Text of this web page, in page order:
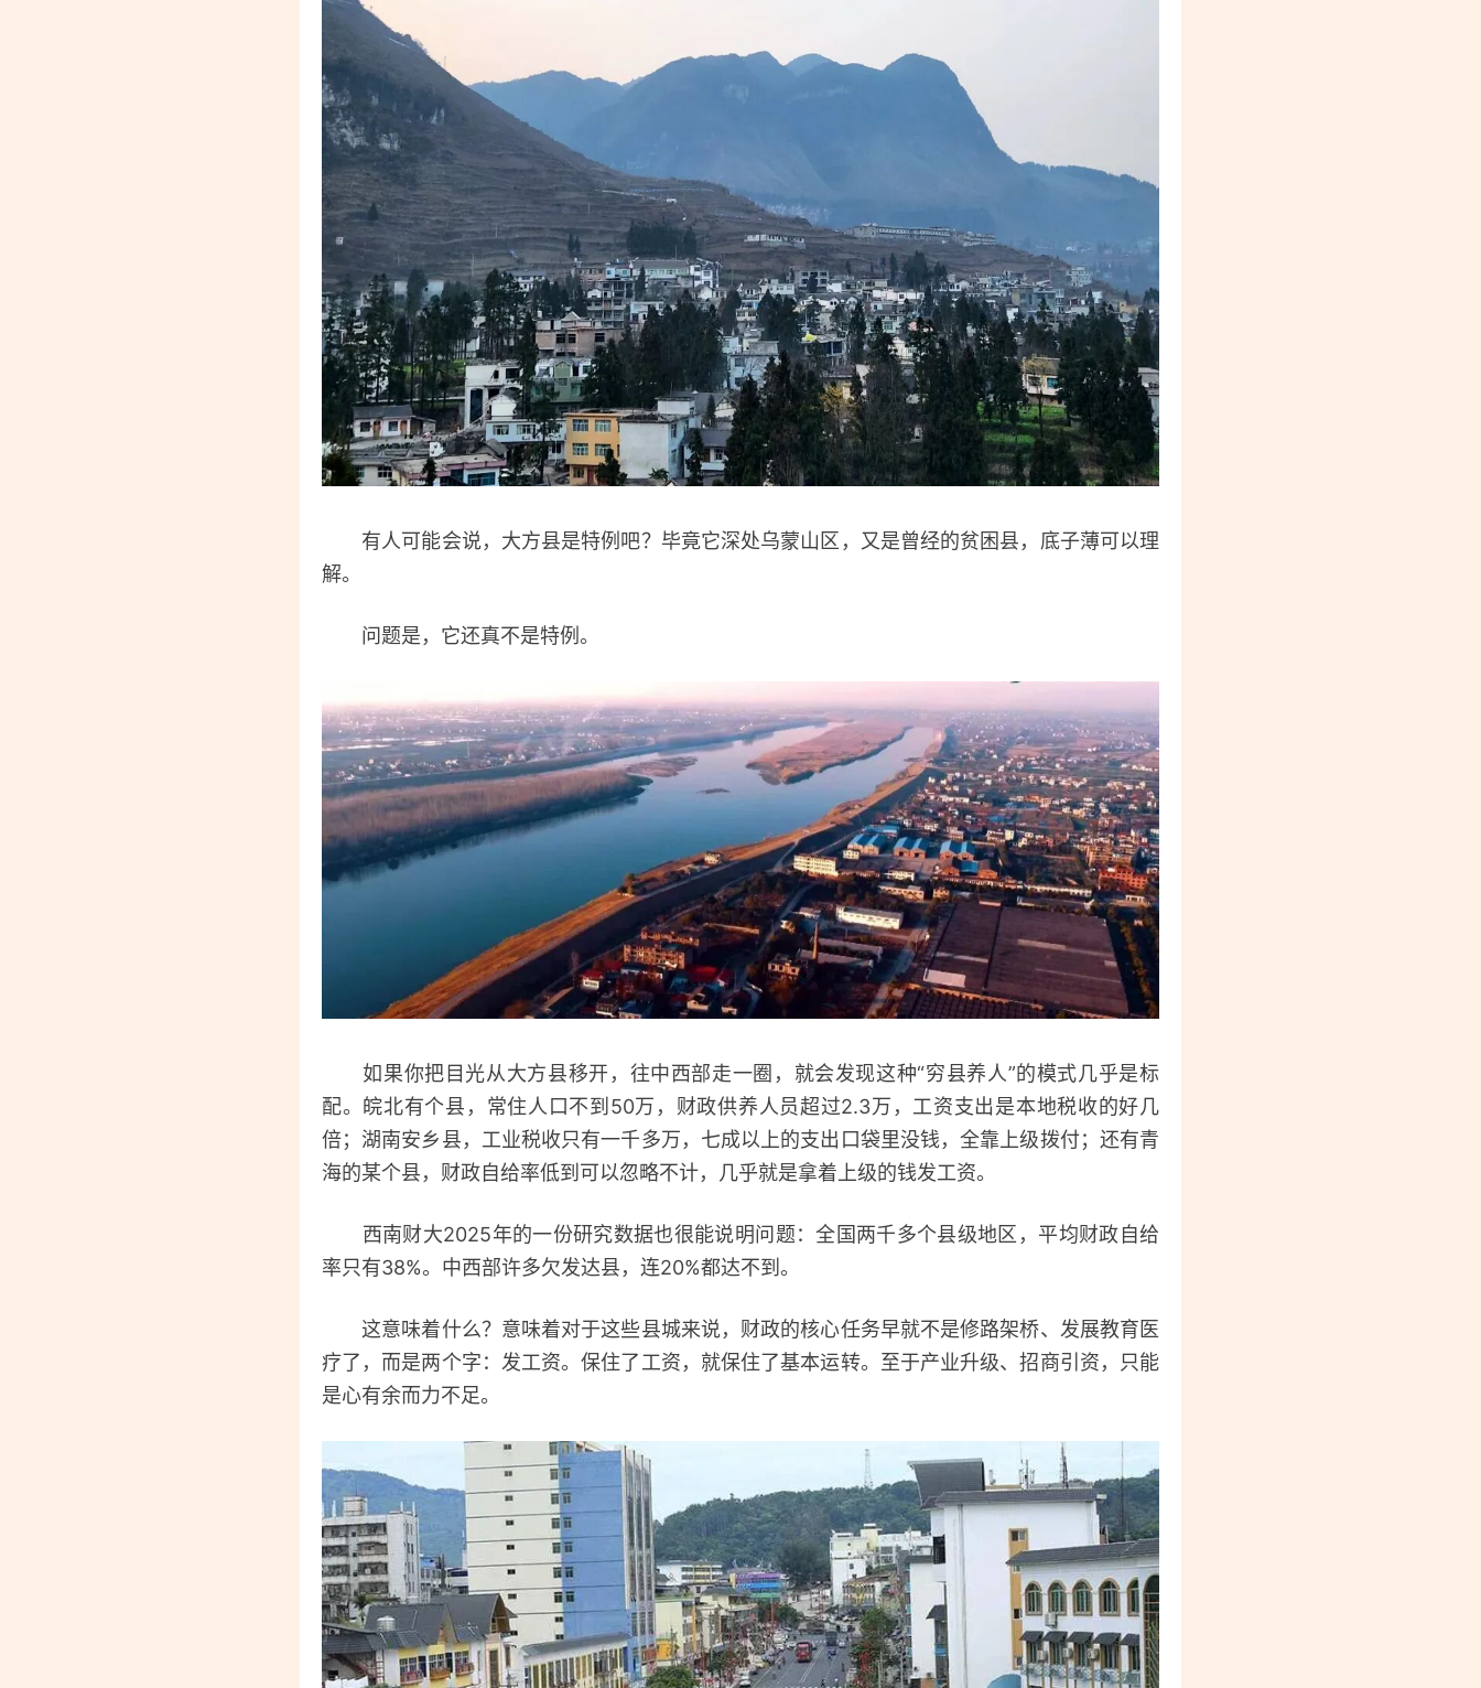
有人可能会说，大方县是特例吧？毕竟它深处乌蒙山区，又是曾经的贫困县，底子薄可以理
解。
问题是，它还真不是特例。
如果你把目光从大方县移开，往中西部走一圈，就会发现这种“穷县养人”的模式几乎是标
配。皖北有个县，常住人口不到50万，财政供养人员超过2.3万，工资支出是本地税收的好几
倍；湖南安乡县，工业税收只有一千多万，七成以上的支出口袋里没钱，全靠上级拨付；还有青
海的某个县，财政自给率低到可以忽略不计，几乎就是拿着上级的钱发工资。
西南财大2025年的一份研究数据也很能说明问题：全国两千多个县级地区，平均财政自给
率只有38%。中西部许多欠发达县，连20%都达不到。
这意味着什么？意味着对于这些县城来说，财政的核心任务早就不是修路架桥、发展教育医
疗了，而是两个字：发工资。保住了工资，就保住了基本运转。至于产业升级、招商引资，只能
是心有余而力不足。